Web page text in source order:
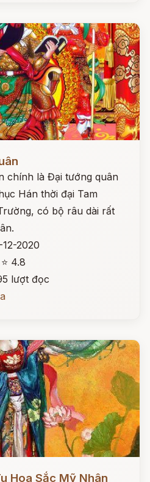
chính là Đại tướng quân
Hán thời đại Tam
có bộ râu dài rất
2020
⭐ 4.8
lượt đọc
Hoa Sắc Mỹ Nhân